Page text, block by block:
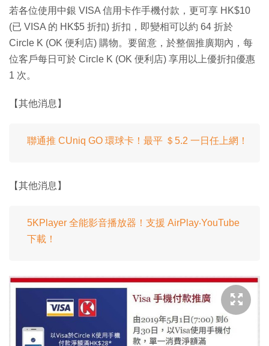
若各位使用中銀 VISA 信用卡作手機付款，更可享 HK$10
(已 VISA 的 HK$5 折扣) 折扣，即變相可以約 64 折於
Circle K (OK 便利店) 購物。要留意，於整個推廣期內，每
位客戶每日可於 Circle K (OK 便利店) 享用以上優折扣優惠
1 次。
【其他消息】
聯通推 CUniq GO 環球卡！最平 ＄5.2 一日任上網！
【其他消息】
5KPlayer 全能影音播放器！支援 AirPlay‧YouTube
下載！